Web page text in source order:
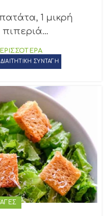
1 μικρή
ΣΥΝΤΑΓΗ